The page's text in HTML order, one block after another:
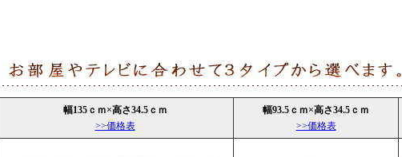
幅135ｃｍ×高さ34.5ｃｍ
>>価格表
幅93.5ｃｍ×高さ34.5ｃｍ
>>価格表